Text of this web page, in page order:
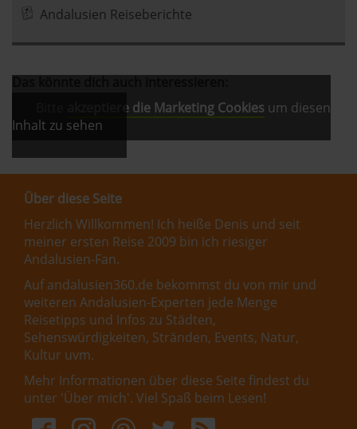
Andalusien Reiseberichte
akzeptiere die Marketing Cookies um diesen
Inhalt zu sehen
Über diese Seite
Herzlich Willkommen! Ich heiße Denis und seit
meiner ersten Reise 2009 bin ich riesiger
Andalusien-Fan.
Auf andalusien360.de bekommst du von mir und
weiteren Andalusien-Experten jede Menge
Reisetipps und Infos zu Städten,
Sehenswürdigkeiten, Stränden, Events, Natur,
Kultur uvm.
Mehr Informationen über diese Seite findest du
unter 'Über mich'. Viel Spaß beim Lesen!